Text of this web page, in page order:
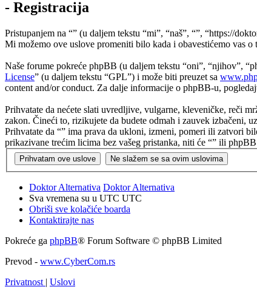
- Registracija
Pristupanjem na “” (u daljem tekstu “mi”, “naš”, “”, “https://
Mi možemo ove uslove promeniti bilo kada i obavestićemo vas
Naše forume pokreće phpBB (u daljem tekstu “oni”, “njihov”,
License” (u daljem tekstu “GPL”) i može biti preuzet sa
content and/or conduct. Za dalje informacije o phpBB-u,
Prihvatate da nećete slati uvredljive, vulgarne, kleveničke, reči
zakon. Čineći to, rizikujete da budete odmah i zauvek izbačeni,
Prihvatate da “” ima prava da ukloni, izmeni, pomeri ili zatvori
prikazivane trećim licima bez vašeg pristanka, niti će “” ili
Doktor Alternativa Doktor Alternativa
Sva vremena su u UTC UTC
Obriši sve kolačiće boarda
Kontaktirajte nas
Pokreće ga phpBB® Forum Software © phpBB Limited
Prevod - www.CyberCom.rs
Privatnost | Uslovi